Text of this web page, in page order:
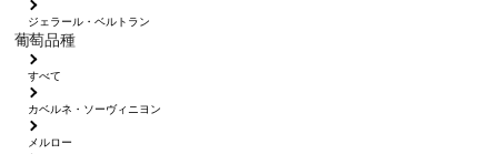
ジェラール・ベルトラン
葡萄品種
すべて
カベルネ・ソーヴィニヨン
メルロー